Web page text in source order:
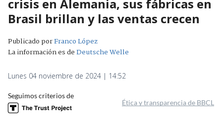
crisis en Alemania, sus fábricas en
Brasil brillan y las ventas crecen
Publicado porFranco López
La información es deDeutsche Welle
Lunes 04 noviembre de 2024 | 14:52
Seguimos criterios de
Ética y transparencia de BBCL